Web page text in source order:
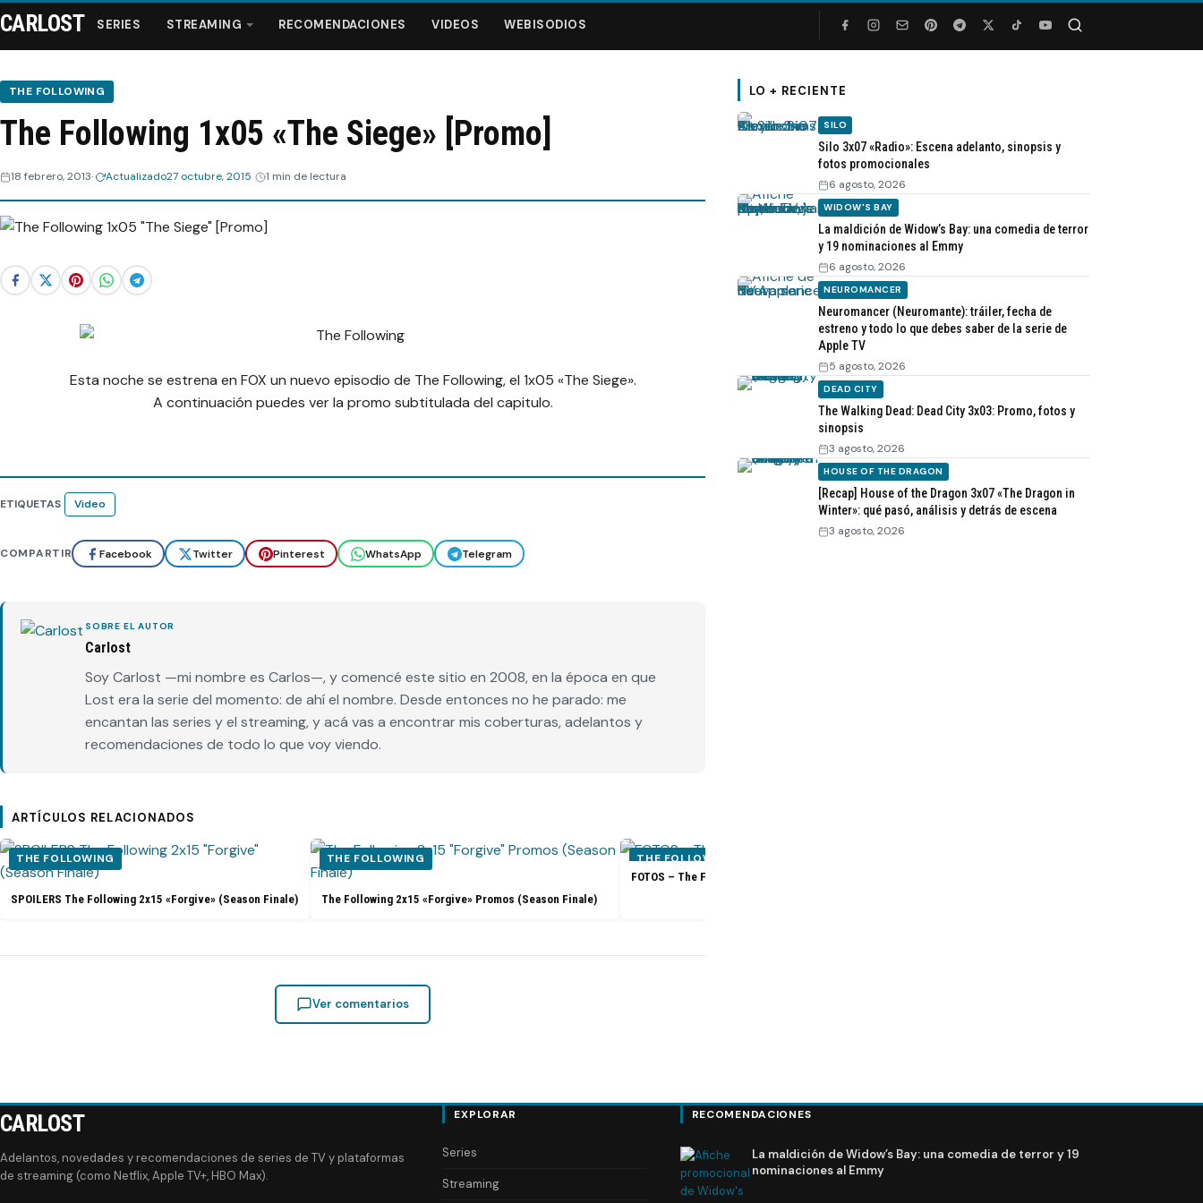
Series
Streaming
Recomendaciones
Videos
Webisodios
CARLOST SERIES STREAMING RECOMENDACIONES VIDEOS WEBISODIOS
THE FOLLOWING
The Following 1x05 «The Siege» [Promo]
18 febrero, 2013 Actualizado27 octubre, 2015 1 min de lectura
Esta noche se estrena en FOX un nuevo episodio de The Following, el 1x05 «The Siege».
A continuación puedes ver la promo subtitulada del capitulo.
ETIQUETAS Video
COMPARTIR Facebook Twitter Pinterest WhatsApp Telegram
SOBRE EL AUTOR
Carlost
Soy Carlost —mi nombre es Carlos—, y comencé este sitio en 2008, en la época en que
Lost era la serie del momento: de ahí el nombre. Desde entonces no he parado: me
encantan las series y el streaming, y acá vas a encontrar mis coberturas, adelantos y
recomendaciones de todo lo que voy viendo.
ARTÍCULOS RELACIONADOS
THE FOLLOWING
SPOILERS The Following 2x15 «Forgive» (Season Finale)
THE FOLLOWING
The Following 2x15 «Forgive» Promos (Season Finale)
THE FOLLOWING
FOTOS – The Following 2x14 «Silence»
Ver comentarios
LO + RECIENTE
SILO
Silo 3x07 «Radio»: Escena adelanto, sinopsis y
fotos promocionales
6 agosto, 2026
WIDOW'S BAY
La maldición de Widow’s Bay: una comedia de terror
y 19 nominaciones al Emmy
6 agosto, 2026
NEUROMANCER
Neuromancer (Neuromante): tráiler, fecha de
estreno y todo lo que debes saber de la serie de
Apple TV
5 agosto, 2026
DEAD CITY
The Walking Dead: Dead City 3x03: Promo, fotos y
sinopsis
3 agosto, 2026
HOUSE OF THE DRAGON
[Recap] House of the Dragon 3x07 «The Dragon in
Winter»: qué pasó, análisis y detrás de escena
3 agosto, 2026
CARLOST
Adelantos, novedades y recomendaciones de series de TV y plataformas
de streaming (como Netflix, Apple TV+, HBO Max).
EXPLORAR
Series
Streaming
RECOMENDACIONES
La maldición de Widow’s Bay: una comedia de terror y 19
nominaciones al Emmy